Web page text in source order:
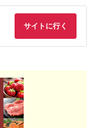
サイトに行く